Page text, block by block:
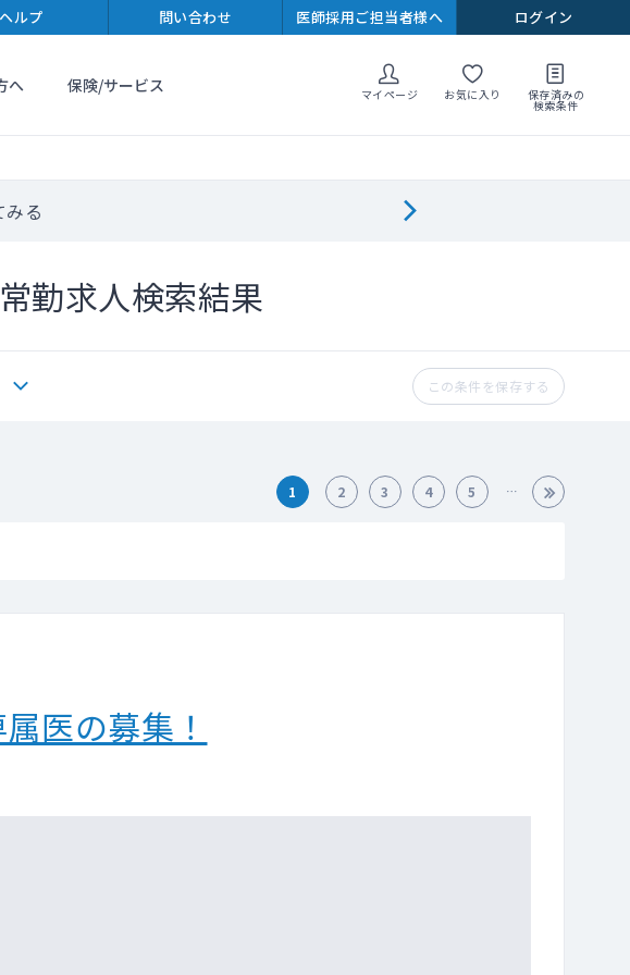
ヘルプ 問い合わせ 医師採用ご担当者様へ ログイン
へ 保険/サービス マイページ お気に入り 保存済みの
検索条件
る
勤求人検索結果
この条件を保存する
1 2 3 4 5
医の募集！